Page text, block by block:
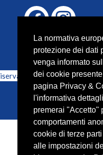
| Powered by
La normativa
protezione dei dati
venga informato
dei cookie
pagina Privacy &
l'informativa
premerai "Accetto"
comportamenti
cookie di terze
alle impostazioni